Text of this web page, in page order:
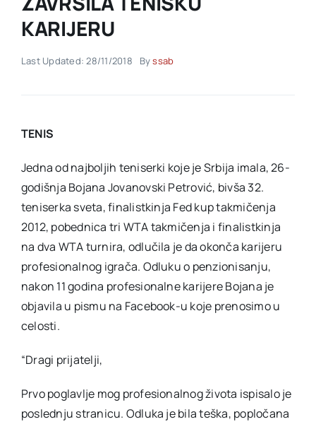
Akti SSAB
KARIJERU
Last Updated: 28/11/2018 Byssab
TENIS
Jedna od najboljih teniserki koje je Srbija imala, 26-
godišnja Bojana Jovanovski Petrović, bivša 32.
teniserka sveta, finalistkinja Fed kup takmičenja
2012, pobednica tri WTA takmičenja i finalistkinja
na dva WTA turnira, odlučila je da okonča karijeru
profesionalnog igrača. Odluku o penzionisanju,
nakon 11 godina profesionalne karijere Bojana je
objavila u pismu na Facebook-u koje prenosimo u
celosti.
“Dragi prijatelji,
Prvo poglavlje mog profesionalnog života ispisalo je
poslednju stranicu. Odluka je bila teška, popločana